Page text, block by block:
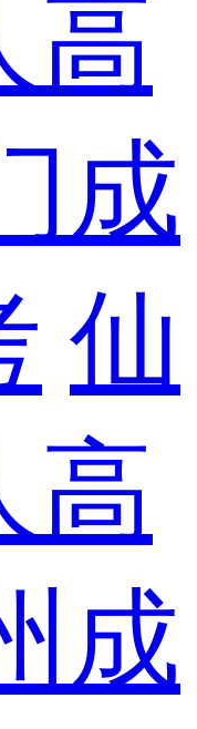
高
成
仙
高
成